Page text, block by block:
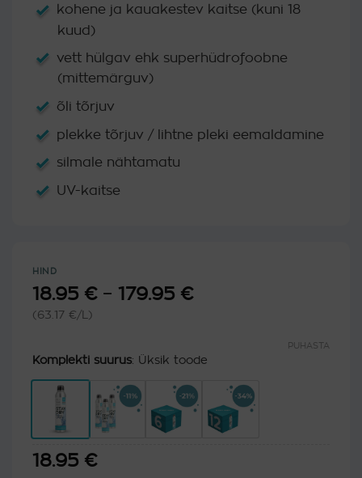
kohene ja kauakestev kaitse (kuni 18
kuud)
vett hülgav ehk superhüdrofoobne
(mittemärguv)
õli tõrjuv
plekke tõrjuv / lihtne pleki eemaldamine
silmale nähtamatu
UV-kaitse
HIND
18.95 € – 179.95 €Hinnavahemik:
179.95 €
(63.17 €/L)
Komplekti suurus: Üksik toode
PUHASTA
18.95 €